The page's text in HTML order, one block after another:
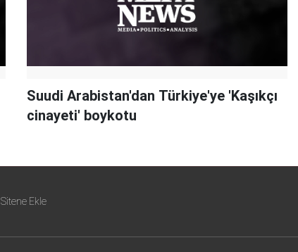
Suudi Arabistan'dan Türkiye'ye 'Kaşıkçı
cinayeti' boykotu
Sitene Ekle